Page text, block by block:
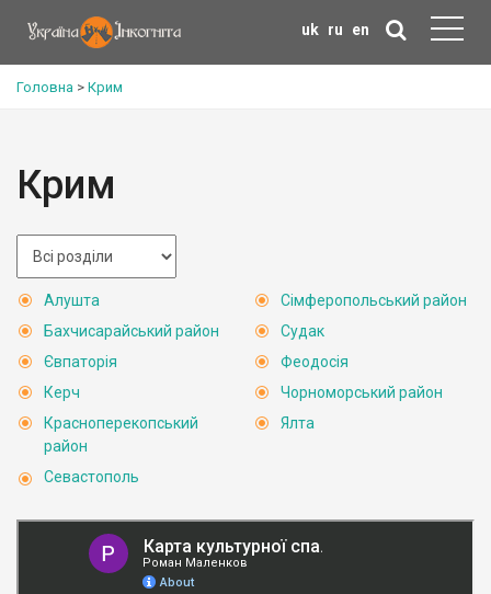
uk ru en
Головна > Крим
Крим
Алушта
Бахчисарайський район
Євпаторія
Керч
Красноперекопський
район
Севастополь
Сімферопольський район
Судак
Феодосія
Чорноморський район
Ялта